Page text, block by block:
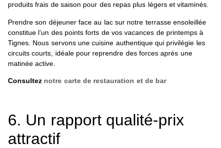
produits frais de saison pour des repas plus légers et vitaminés.
Prendre son déjeuner face au lac sur notre terrasse ensoleillée
constitue l’un des points forts de vos vacances de printemps à
Tignes. Nous servons une cuisine authentique qui privilégie les
circuits courts, idéale pour reprendre des forces après une
matinée active.
Consultez notre carte de restauration et de bar
6. Un rapport qualité-prix
attractif